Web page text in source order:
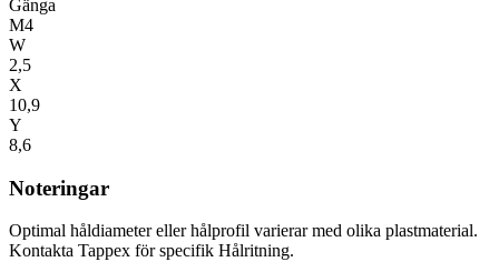
Gänga
M4
W
2,5
X
10,9
Y
8,6
Noteringar
Optimal håldiameter eller hålprofil varierar med olika plastmaterial.
Kontakta Tappex för specifik Hålritning.